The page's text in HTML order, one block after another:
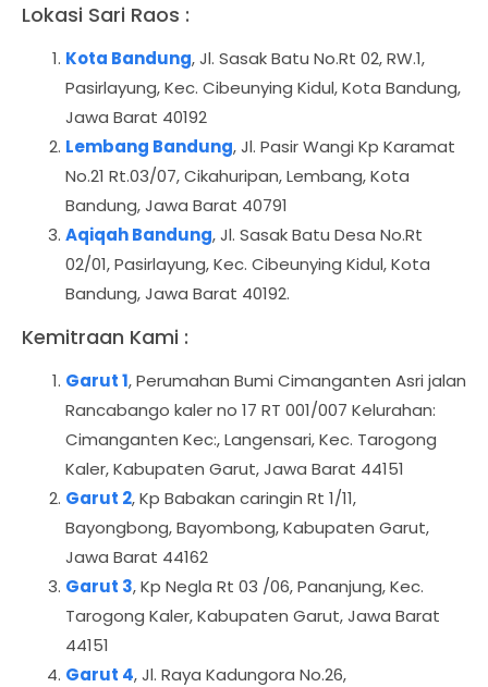
Lokasi Sari Raos :
Kota Bandung, Jl. Sasak Batu No.Rt 02, RW.1,
Pasirlayung, Kec. Cibeunying Kidul, Kota Bandung,
Jawa Barat 40192
Lembang Bandung, Jl. Pasir Wangi Kp Karamat
No.21 Rt.03/07, Cikahuripan, Lembang, Kota
Bandung, Jawa Barat 40791
Aqiqah Bandung, Jl. Sasak Batu Desa No.Rt
02/01, Pasirlayung, Kec. Cibeunying Kidul, Kota
Bandung, Jawa Barat 40192.
Kemitraan Kami :
Garut 1, Perumahan Bumi Cimanganten Asri jalan
Rancabango kaler no 17 RT 001/007 Kelurahan:
Cimanganten Kec:, Langensari, Kec. Tarogong
Kaler, Kabupaten Garut, Jawa Barat 44151
Garut 2, Kp Babakan caringin Rt 1/11,
Bayongbong, Bayombong, Kabupaten Garut,
Jawa Barat 44162
Garut 3, Kp Negla Rt 03 /06, Pananjung, Kec.
Tarogong Kaler, Kabupaten Garut, Jawa Barat
44151
Garut 4, Jl. Raya Kadungora No.26,